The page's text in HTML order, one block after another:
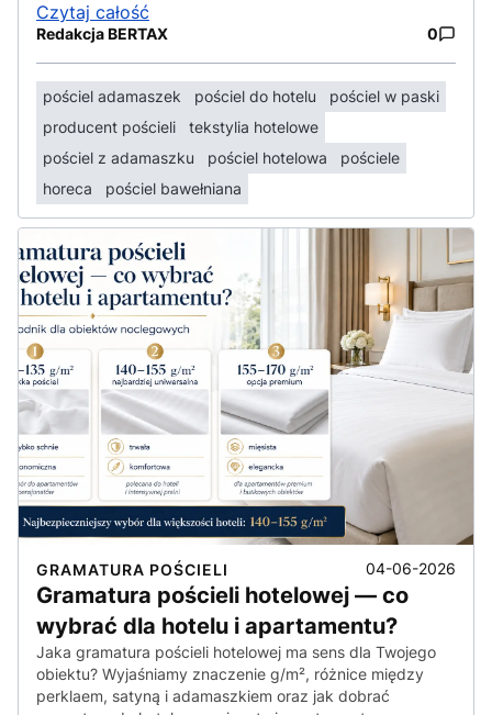
Czytaj całość
Redakcja BERTAX 0
pościel adamaszek pościel do hotelu
pościel w paski
producent pościeli
tekstylia hotelowe
pościel z adamaszku
pościel hotelowa
pościele
horeca
pościel bawełniana
GRAMATURA POŚCIELI 04-06-2026
Gramatura pościeli hotelowej — co
wybrać dla hotelu i apartamentu?
Jaka gramatura pościeli hotelowej ma sens dla Twojego
obiektu? Wyjaśniamy znaczenie g/m², różnice między
perklaem, satyną i adamaszkiem oraz jak dobrać